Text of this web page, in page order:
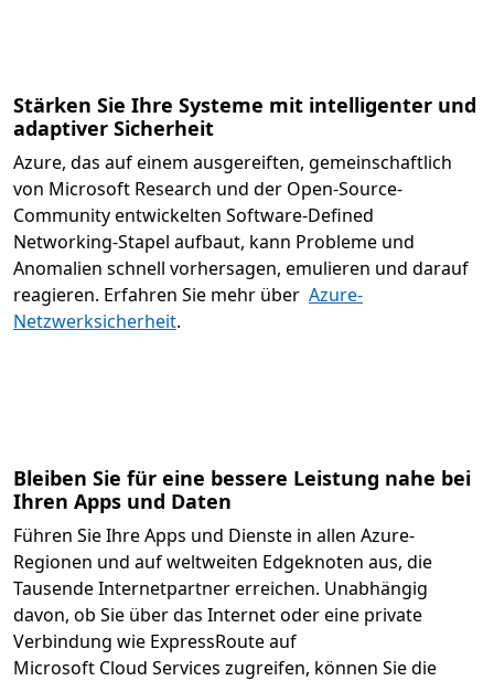
Stärken Sie Ihre Systeme mit intelligenter und
adaptiver Sicherheit
Azure, das auf einem ausgereiften, gemeinschaftlich
von Microsoft Research und der Open-Source-
Community entwickelten Software-Defined
Networking-Stapel aufbaut, kann Probleme und
Anomalien schnell vorhersagen, emulieren und darauf
reagieren. Erfahren Sie mehr über Azure-
Netzwerksicherheit.
Bleiben Sie für eine bessere Leistung nahe bei
Ihren Apps und Daten
Führen Sie Ihre Apps und Dienste in allen Azure-
Regionen und auf weltweiten Edgeknoten aus, die
Tausende Internetpartner erreichen. Unabhängig
davon, ob Sie über das Internet oder eine private
Verbindung wie ExpressRoute auf
Microsoft Cloud Services zugreifen, können Sie die